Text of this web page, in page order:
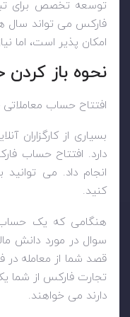
توسعه تخصص برای
فارکس می تواند سال
امکان پذیر است، اما
نحوه باز
افتتاح حساب
بسیاری از کارگزاران
دارد. افتتاح حساب
کنید.
هنگامی که یک حساب
سوال در مورد دانش
قصد شما از معامله
تجارت فارکس از شما
دارند می خواهند.